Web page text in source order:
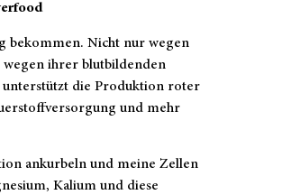
bekommen. Nicht nur wegen
ihrer blutbildenden
unterstützt die Produktion roter
und mehr
ankurbeln und meine Zellen
Kalium und diese